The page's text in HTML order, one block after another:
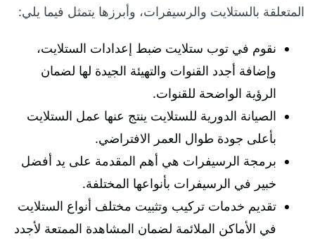
المتعلقة بالستلايت والرسيفرات، وأبرزها يتمثل فيما يلي:
نقوم في توب ستلايت ضبط إعدادات الستلايت،
وإضافة أجدد القنوات والتهيئة الجيدة لها لضمان
الرؤية الواضحة للقنوات.
الصيانة الدورية للستلايت ينتج عنها عمل الستلايت
بأعلى جودة طوال العمر الافتراضي.
برمجة الرسيفرات هي أهم المقدمة على يد أفضل
خبير في الرسيفرات بأنواعها المختلفة.
تقديم خدمات تركيب وتثبيت مختلف أنواع الستلايت
في الأماكن الملائمة لضمان المشاهدة الممتعة لأجدد